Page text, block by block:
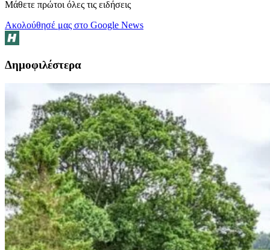
Μάθετε πρώτοι όλες τις ειδήσεις
Ακολούθησέ μας στο Google News
Δημοφιλέστερα